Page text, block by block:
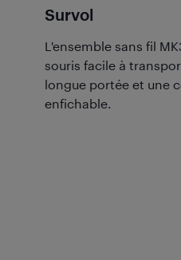
Survol
L'ensemble sans fil
souris facile à
longue portée et une
enfichable.